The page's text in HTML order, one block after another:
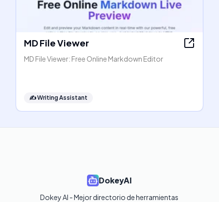
MD File Viewer
MD File Viewer: Free Online Markdown Editor
✍️Writing Assistant
DokeyAI
Dokey AI - Mejor directorio de herramientas